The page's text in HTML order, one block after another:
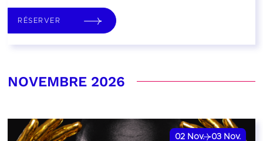
RÉSERVER
NOVEMBRE 2026
02 Nov. 03 Nov.